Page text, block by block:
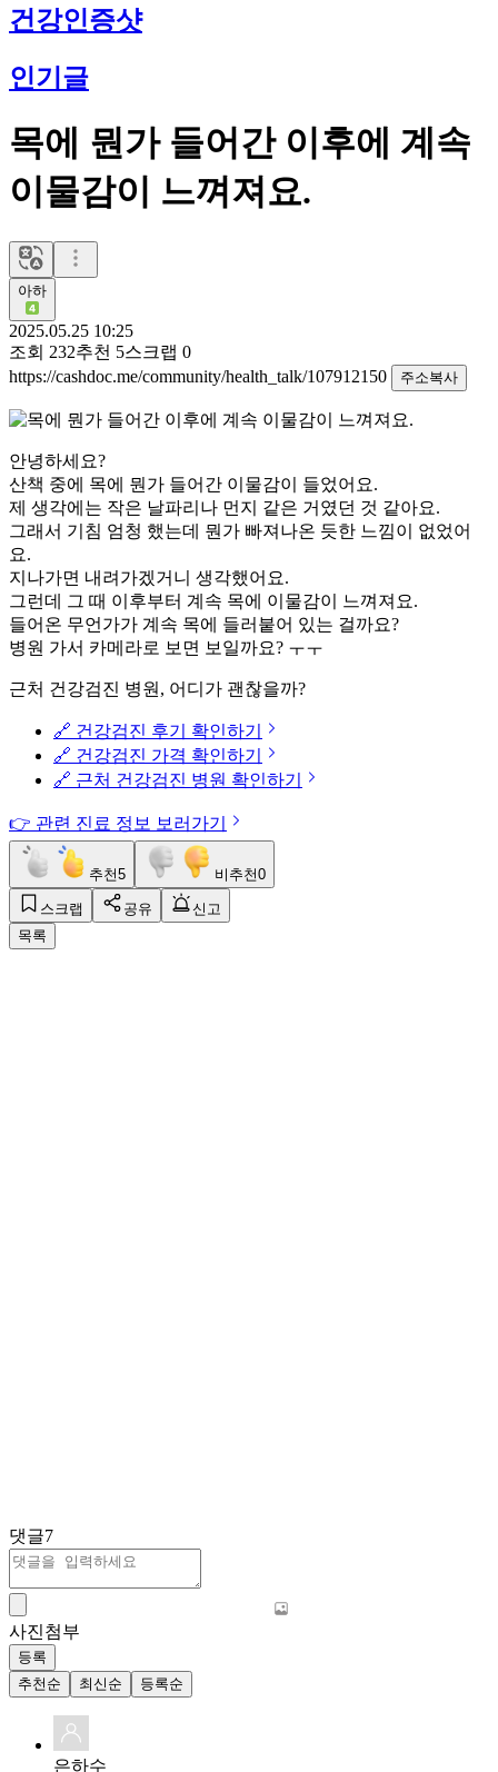
건강인증샷
인기글
목에 뭔가 들어간 이후에 계속
이물감이 느껴져요.
아하
2025.05.25 10:25
조회 232추천 5스크랩 0
https://cashdoc.me/community/health_talk/107912150
주소복사
안녕하세요?
산책 중에 목에 뭔가 들어간 이물감이 들었어요.
제 생각에는 작은 날파리나 먼지 같은 거였던 것 같아요.
그래서 기침 엄청 했는데 뭔가 빠져나온 듯한 느낌이 없었어
요.
지나가면 내려가겠거니 생각했어요.
그런데 그 때 이후부터 계속 목에 이물감이 느껴져요.
들어온 무언가가 계속 목에 들러붙어 있는 걸까요?
병원 가서 카메라로 보면 보일까요? ㅜㅜ
근처 건강검진 병원, 어디가 괜찮을까?
🔗 건강검진 후기 확인하기
🔗 건강검진 가격 확인하기
🔗 근처 건강검진 병원 확인하기
👉 관련 진료 정보 보러가기
추천5 비추천0
스크랩 공유
신고
목록
댓글7
사진첨부
등록
추천순
최신순 등록순
은하수